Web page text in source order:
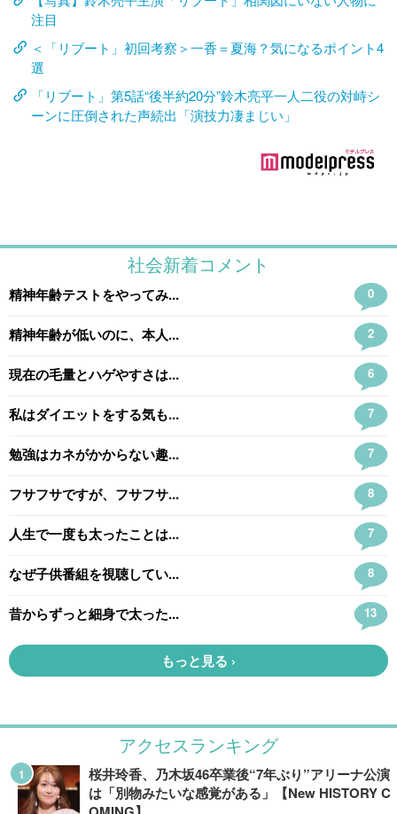
注目
＜「リブート」初回考察＞一香＝夏海？気になるポイント4
選
「リブート」第5話“後半約20分”鈴木亮平一人二役の対峙シ
ーンに圧倒された声続出「演技力凄まじい」
アクセスランキング
桜井玲香、乃木坂46卒業後“7年ぶり”アリーナ公演
は「別物みたいな感覚がある」【New HISTORY C